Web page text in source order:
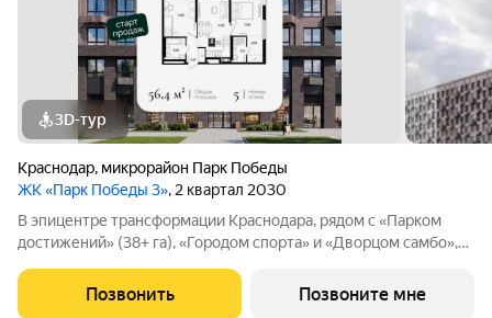
3D-тур
Краснодар, микрорайон Парк Победы
ЖК «Парк Победы 3», 2 квартал 2030
В эпицентре трансформации Краснодара, рядом с «Парком
достижений» (38+ га), «Городом спорта» и «Дворцом самбо»,
расположенная на 5 этаже 9-этажного дома. Квартира
находится в жилом квартале
Позвонить Позвоните мне